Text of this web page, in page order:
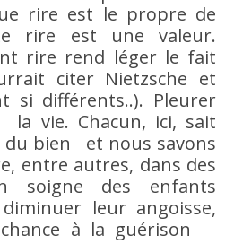
rire est le propre de
rire est une valeur.
rire rend léger le fait
citer Nietzsche et
si différents..). Pleurer
la vie. Chacun, ici, sait
bien et nous savons
, entre autres, dans des
soigne des enfants
leur angoisse,
chance à la guérison